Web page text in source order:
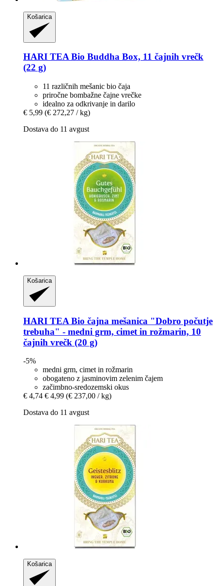
Košarica
HARI TEABio Buddha Box, 11 čajnih vrečk
(22 g)
11 različnih mešanic bio čaja
priročne bombažne čajne vrečke
idealno za odkrivanje in darilo
€ 5,99 (€ 272,27 / kg)
Dostava do 11 avgust
Košarica
HARI TEA Bio čajna mešanica "Dobro počutje
trebuha" -​ medni grm, cimet in rožmarin, 10
čajnih vrečk (20 g)
-5%
medni grm, cimet in rožmarin
obogateno z jasminovim zelenim čajem
začimbno-sredozemski okus
€ 4,74 € 4,99 (€ 237,00 / kg)
Dostava do 11 avgust
Košarica